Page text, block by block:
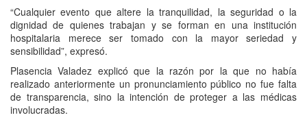
“Cualquier evento que altere la tranquilidad, la seguridad o la
dignidad de quienes trabajan y se forman en una institución
hospitalaria merece ser tomado con la mayor seriedad y
sensibilidad”, expresó.
Plasencia Valadez explicó que la razón por la que no había
realizado anteriormente un pronunciamiento público no fue falta
de transparencia, sino la intención de proteger a las médicas
involucradas.